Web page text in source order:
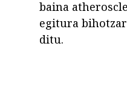
baina
egitura
ditu.